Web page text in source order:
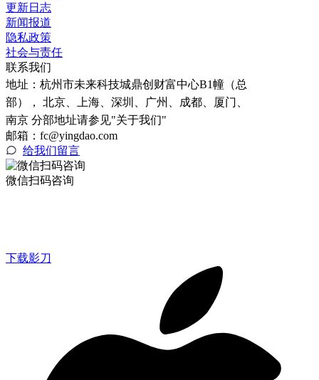
更新日志
新闻报道
隐私政策
社会与责任
联系我们
地址： 杭州市未来科技城鼎创财富中心B1幢（总
部）， 北京、上海、深圳、广州、成都、厦门、
南京 分部地址请参见"关于我们"
邮箱：fc@yingdao.com
给我们留言
微信扫码咨询
下载影刀